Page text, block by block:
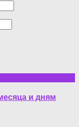
и дням